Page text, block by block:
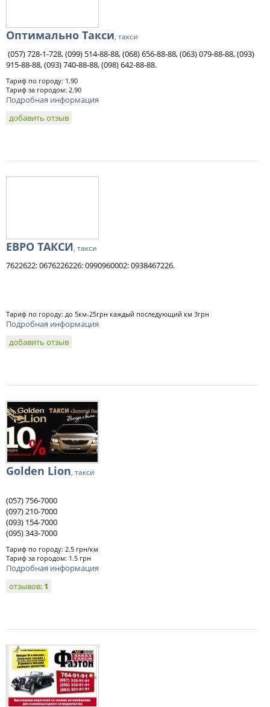
Оптимально Такси, такси
(057) 728-1-728, (099) 514-88-88, (068) 656-88-88, (063) 079-88-88, (093)
915-88-88, (093) 740-88-88, (098) 642-88-88.
Тариф по городу: 1.90
Тариф за городом: 2.90
Подробная информация
добавить отзыв
ЕВРО ТАКСИ, такси
7622622: 0676226226: 0990960002: 0938467226.
Тариф по городу: до 5км-25грн каждый последующий км 3грн
Подробная информация
добавить отзыв
Golden Lion, такси
(057) 756-7000
(097) 210-7000
(093) 154-7000
(095) 343-7000
Тариф по городу: 2.5 грн/км
Тариф за городом: 1.5 грн
Подробная информация
отзывов: 1